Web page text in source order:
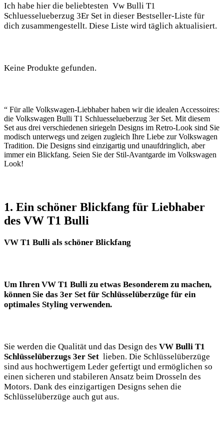
Ich habe hier die beliebtesten ‍ Vw Bulli T1
‌Schluesselueberzug ‍3Er Set in ​dieser Bestseller-Liste für⁢
dich​ zusammengestellt. Diese ⁢Liste wird täglich aktualisiert.‍
Keine Produkte gefunden.
“ Für alle Volkswagen-Liebhaber haben wir die​ idealen Accessoires:
die Volkswagen Bulli ⁣T1⁢ Schluesselueberzug⁤ 3er Set. Mit diesem
⁣Set ​aus drei verschiedenen siriegeln Designs im Retro-Look sind Sie
modisch‍ unterwegs und zeigen zugleich​ Ihre ⁢Liebe zur Volkswagen
Tradition. Die Designs⁢ sind ​einzigartig ⁢und unaufdringlich, aber
immer ein Blickfang. Seien Sie ⁣der⁢ Stil-Avantgarde im Volkswagen
Look!
1. Ein schöner‌ Blickfang für Liebhaber
des VW T1 ​Bulli
VW T1 Bulli als schöner Blickfang
Um‌ Ihren VW​ T1 Bulli zu etwas ⁤Besonderem zu machen,
können Sie das 3er ⁢Set​ für Schlüsselüberzüge für​ ein
optimales Styling verwenden.
Sie werden die Qualität ⁣und das Design des VW⁤ Bulli⁣ T1
Schlüsselüberzugs‍ 3er Set ‍ lieben. ⁣Die Schlüsselüberzüge
sind aus hochwertigem ​Leder gefertigt und ermöglichen ⁣so‌
einen sicheren und stabileren Ansatz beim Drosseln des
Motors. Dank des⁢ einzigartigen Designs sehen die
Schlüsselüberzüge auch gut ⁢aus. ‌